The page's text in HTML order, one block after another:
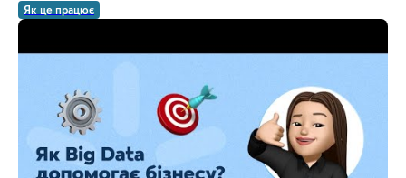
Як це працює